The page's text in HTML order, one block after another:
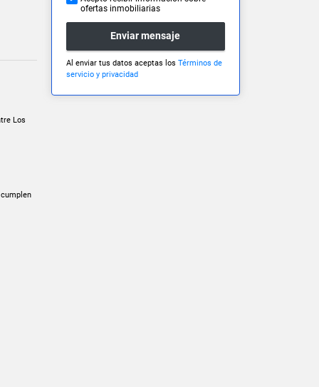
Los
ofertas inmobiliarias
Enviar mensaje
Al enviar tus datos aceptas los Términos de
servicio y privacidad